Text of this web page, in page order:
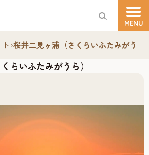
›桜井二見ヶ浦（さくらいふたみがうら
らいふたみがうら）